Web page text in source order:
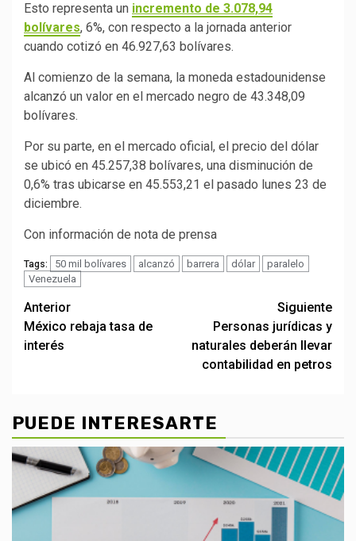
Esto representa un incremento de 3.078,94
bolívares, 6%, con respecto a la jornada anterior
cuando cotizó en 46.927,63 bolívares.
Al comienzo de la semana, la moneda estadounidense
alcanzó un valor en el mercado negro de 43.348,09
bolívares.
Por su parte, en el mercado oficial, el precio del dólar
se ubicó en 45.257,38 bolívares, una disminución de
0,6% tras ubicarse en 45.553,21 el pasado lunes 23 de
diciembre.
Con información de nota de prensa
Tags: 50 mil bolívares alcanzó barrera dólar
paralelo
Venezuela
Post
navigation
Anterior
México rebaja tasa de
interés
Siguiente
Personas jurídicas y
naturales deberán llevar
contabilidad en petros
PUEDE INTERESARTE